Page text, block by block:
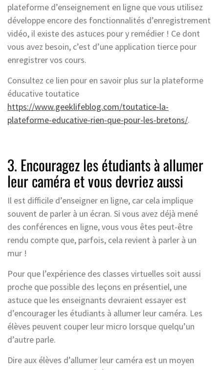
plateforme d’enseignement en ligne que vous utilisez
développe encore des fonctionnalités d’enregistrement
vidéo, il existe des astuces pour y remédier ! Ce dont
vous avez besoin, c’est d’une application tierce pour
enregistrer vos cours.
Consultez ce lien pour en savoir plus sur la plateforme
éducative toutatice
https://www.geeklifeblog.com/toutatice-la-
plateforme-educative-rien-que-pour-les-bretons/.
3. Encouragez les étudiants à allumer
leur caméra et vous devriez aussi
Il est difficile d’enseigner en ligne, car cela implique
souvent de parler à un écran. Si vous avez déjà mené
des conférences en ligne, vous vous êtes peut-être
rendu compte que, parfois, cela revient à parler à un
mur !
Pour que l’expérience des classes virtuelles soit aussi
proche que possible des leçons en présentiel, une
astuce que les enseignants devraient essayer est
d’encourager les étudiants à allumer leur caméra. Les
élèves peuvent couper leur micro lorsque quelqu’un
d’autre parle.
Dire aux élèves d’allumer leur caméra est un moyen